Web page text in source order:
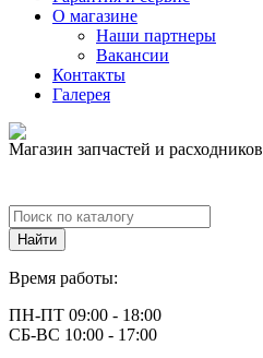
О магазине
Наши партнеры
Вакансии
Контакты
Галерея
Магазин запчастей и расходников
Время работы:
ПН-ПТ 09:00 - 18:00
СБ-ВС 10:00 - 17:00